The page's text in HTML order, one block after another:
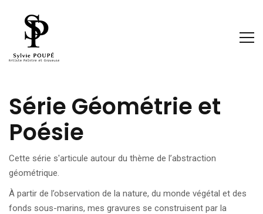
Série Géométrie et
Poésie
Cette série s'articule autour du thème de l’abstraction
géométrique.
À partir de l’observation de la nature, du monde végétal et des
fonds sous-marins, mes gravures se construisent par la